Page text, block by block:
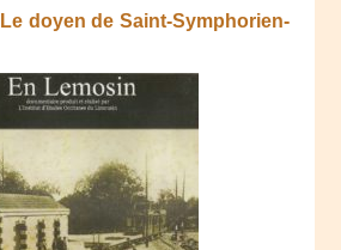
doyen de Saint-Symphorien-